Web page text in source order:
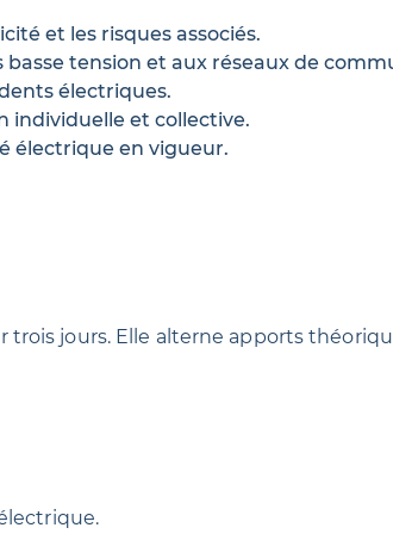
et les risques associés.
tension et aux réseaux de
électriques.
individuelle et collective.
électrique en vigueur.
trois jours. Elle alterne apports